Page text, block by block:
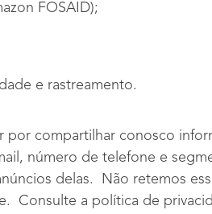
FOSAID);
e rastreamento.
compartilhar conosco
número de telefone e
delas. Não retemos
Consulte a política de